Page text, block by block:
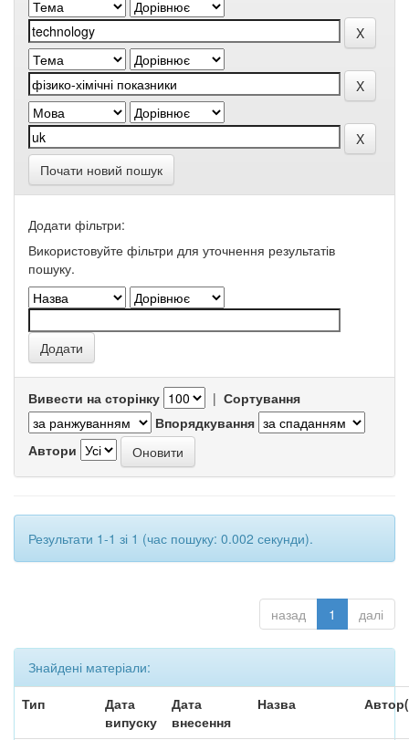
Почати новий пошук
Додати фільтри:
Використовуйте фільтри для уточнення результатів
пошуку.
Вивести на сторінку | Сортування
Впорядкування
Автори
Результати 1-1 зі 1 (час пошуку: 0.002 секунди).
назад 1 далі
Знайдені матеріали:
Тип
Дата
випуску
Дата
внесення
Назва